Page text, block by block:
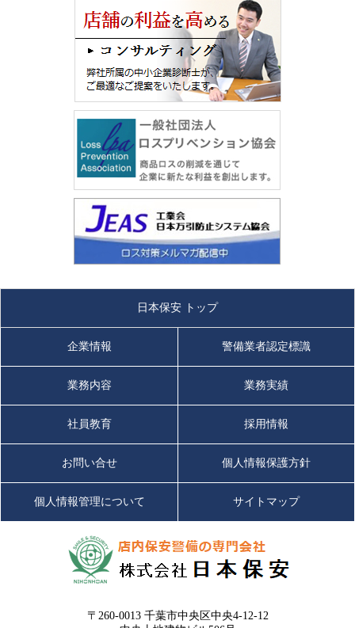
日本保安 トップ
企業情報 警備業者認定標識
業務内容 業務実績
社員教育 採用情報
お問い合せ 個人情報保護方針
個人情報管理について サイトマップ
〒260-0013 千葉市中央区中央4-12-12